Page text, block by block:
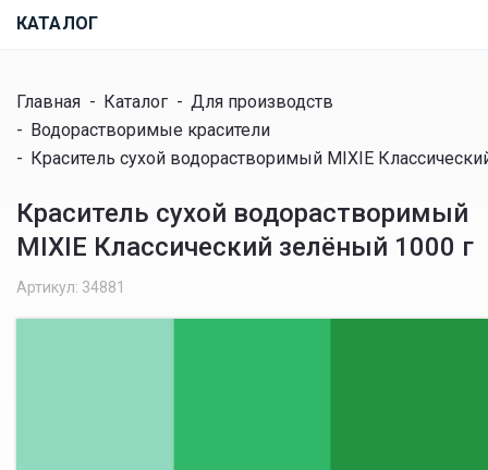
КАТАЛОГ
Главная - Каталог - Для производств
- Водорастворимые красители
- Краситель сухой водорастворимый MIXIE
Краситель сухой водорастворимый
MIXIE Классический зелёный 1000 г
Артикул: 34881